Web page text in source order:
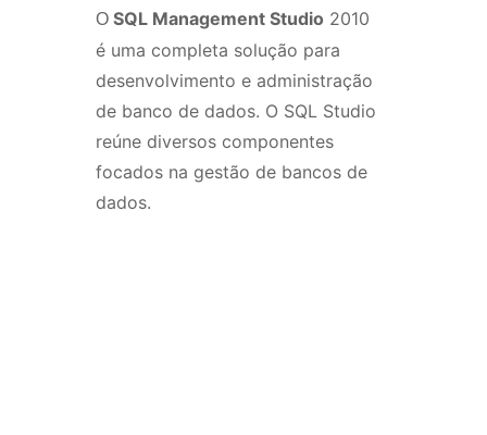
O SQL Management Studio 2010
é uma completa solução para
desenvolvimento e administração
de banco de dados. O SQL Studio
reúne diversos componentes
focados na gestão de bancos de
dados.